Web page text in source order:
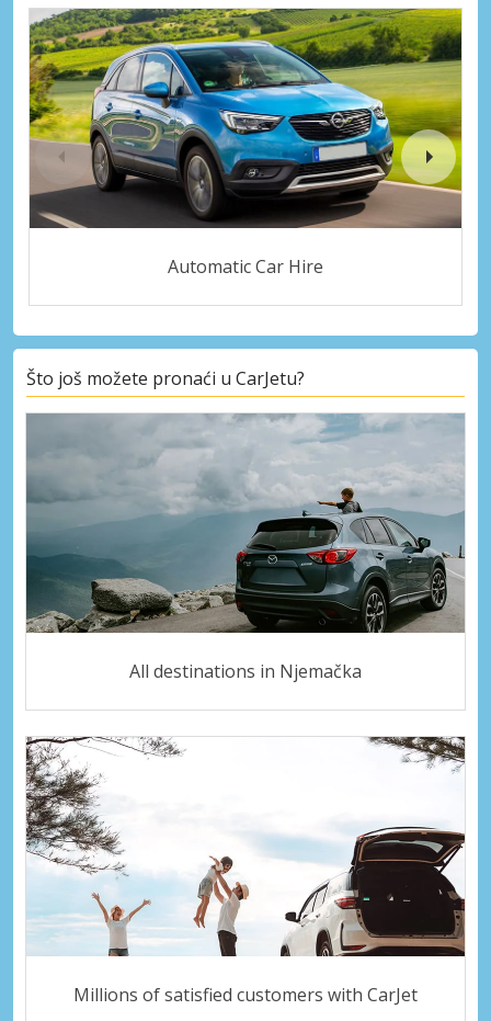
Automatic Car Hire
Što još možete pronaći u CarJetu?
All destinations in Njemačka
Millions of satisfied customers with CarJet